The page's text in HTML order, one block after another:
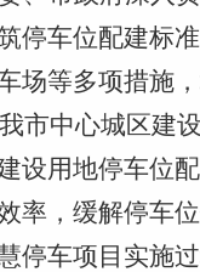
停车位配建标
场等多项措施
市中心城区建
设用地停车位
率，缓解停车
停车项目实施